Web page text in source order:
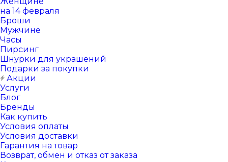
на 14 февраля
Броши
Мужчине
Часы
Пирсинг
Шнурки для украшений
Подарки за покупки
Акции
Услуги
Блог
Бренды
Как купить
Условия оплаты
Условия доставки
Гарантия на товар
Возврат, обмен и отказ от заказа